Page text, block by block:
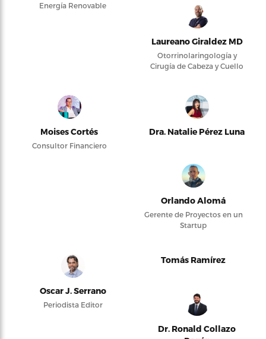
Energía Renovable
Laureano Giraldez MD
Otorrinolaringología y
Cirugía de Cabeza y Cuello
Moises Cortés
Consultor Financiero
Dra. Natalie Pérez Luna
Orlando Alomá
Gerente de Proyectos en un
Startup
Oscar J. Serrano
Periodista Editor
Tomás Ramírez
Dr. Ronald Collazo